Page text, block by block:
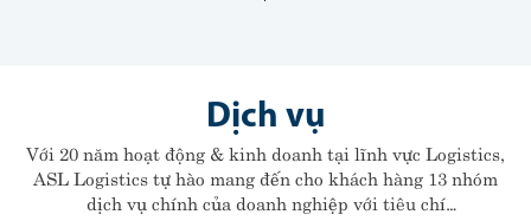
Dịch vụ
Với 20 năm hoạt động & kinh doanh tại lĩnh vực Logistics,
ASL Logistics tự hào mang đến cho khách hàng 13 nhóm
dịch vụ chính của doanh nghiệp với tiêu chí